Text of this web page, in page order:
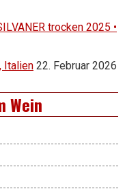
trocken 2025 •
Italien 22. Februar 2026
Wein